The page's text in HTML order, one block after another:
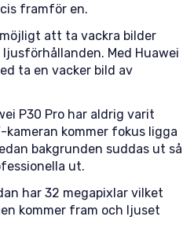
framför en.
att ta vackra bilder
Med Huawei
ta en vacker bild av
P30 Pro har aldrig varit
kameran kommer fokus ligga
bakgrunden suddas ut så
ut.
har 32 megapixlar vilket
kommer fram och ljuset